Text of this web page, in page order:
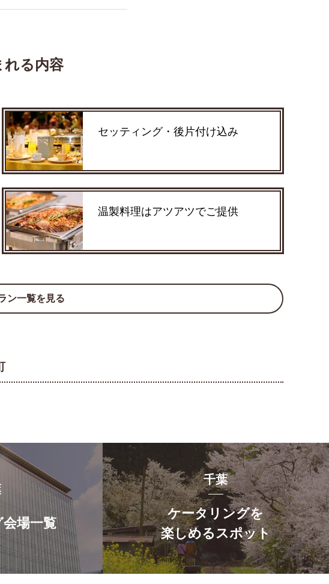
れる内容
セッティング・後片付け込み
温製料理はアツアツでご提供
ン一覧を見る
場一覧
千葉
ケータリングを
楽しめるスポット